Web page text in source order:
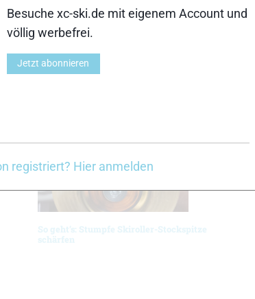
So geht’s: Stumpfe Skiroller-Stockspitze
schärfen
Besuche xc-ski.de mit eigenem Account und
völlig werbefrei.
Jetzt abonnieren
registriert? Hier anmelden